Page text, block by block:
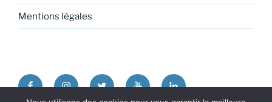
Mentions légales
FacebookInstagramTwitter YoutubeLinkedin